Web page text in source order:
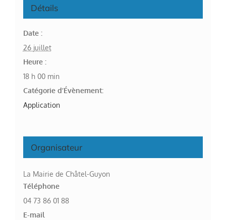
Détails
Date :
26 juillet
Heure :
18 h 00 min
Catégorie d’Évènement:
Application
Organisateur
La Mairie de Châtel-Guyon
Téléphone
04 73 86 01 88
E-mail